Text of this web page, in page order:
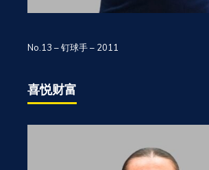
No.13 – 钉球手 – 2011
喜悦财富